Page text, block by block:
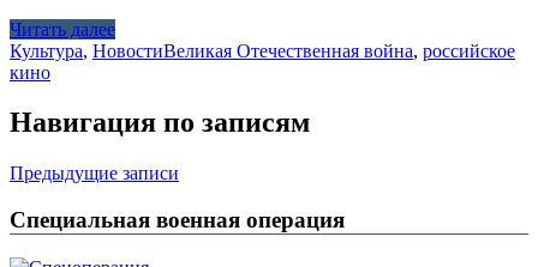
Читать далее
Культура, НовостиВеликая Отечественная война, российское
кино
Навигация по записям
Предыдущие записи
Специальная военная операция